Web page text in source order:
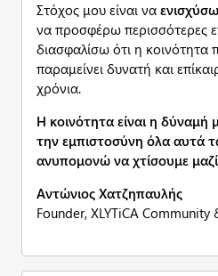
Στόχος μου είναι να
να προσφέρω περισσότερες
διασφαλίσω ότι η κοινότητα
παραμείνει δυνατή και
χρόνια.
Η κοινότητα είναι η δύναμή
την εμπιστοσύνη όλα αυτά
ανυπομονώ να χτίσουμε
Αντώνιος Χατζηπαυλής
Founder, XLYTiCA Community